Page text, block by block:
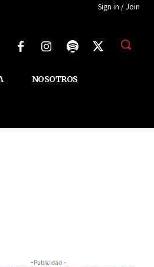
Sign in / Join
NOSOTROS
-Publicidad -